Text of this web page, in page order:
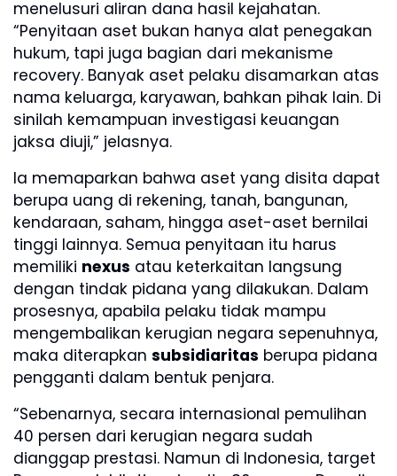
menelusuri aliran dana hasil kejahatan.
“Penyitaan aset bukan hanya alat penegakan
hukum, tapi juga bagian dari mekanisme
recovery. Banyak aset pelaku disamarkan atas
nama keluarga, karyawan, bahkan pihak lain. Di
sinilah kemampuan investigasi keuangan
jaksa diuji,” jelasnya.
Ia memaparkan bahwa aset yang disita dapat
berupa uang di rekening, tanah, bangunan,
kendaraan, saham, hingga aset-aset bernilai
tinggi lainnya. Semua penyitaan itu harus
memiliki nexus atau keterkaitan langsung
dengan tindak pidana yang dilakukan. Dalam
prosesnya, apabila pelaku tidak mampu
mengembalikan kerugian negara sepenuhnya,
maka diterapkan subsidiaritas berupa pidana
pengganti dalam bentuk penjara.
“Sebenarnya, secara internasional pemulihan
40 persen dari kerugian negara sudah
dianggap prestasi. Namun di Indonesia, target